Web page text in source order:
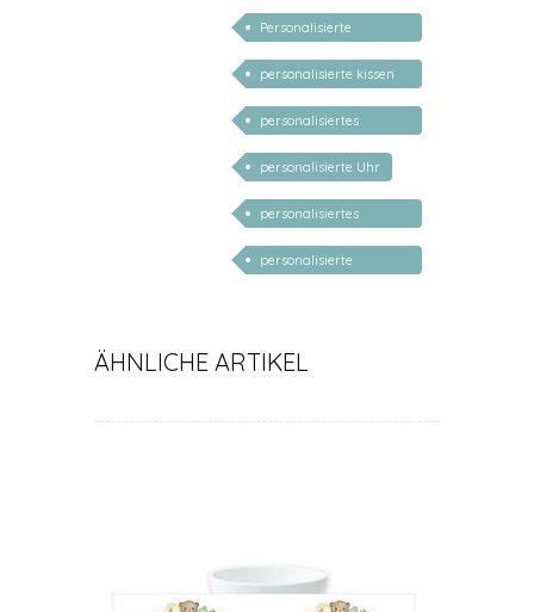
Geschenke für Baby
Personalisierte
Geschenke für Kinder
personalisierte kissen
zur geburt
personalisiertes
Babykissen
personalisierte Uhr
personalisiertes
Babygeschenk
Mädchen
personalisierte
ÄHNLICHE ARTIKEL